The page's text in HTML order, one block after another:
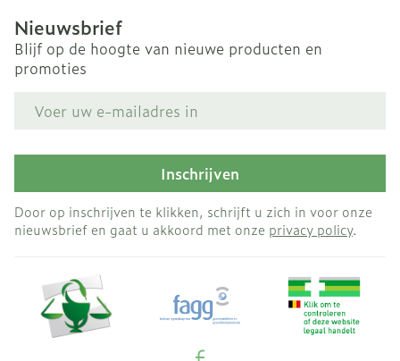
Nieuwsbrief
Blijf op de hoogte van nieuwe producten en
promoties
Inschrijven
Door op inschrijven te klikken, schrijft u zich in voor onze
nieuwsbrief en gaat u akkoord met onze privacy policy.